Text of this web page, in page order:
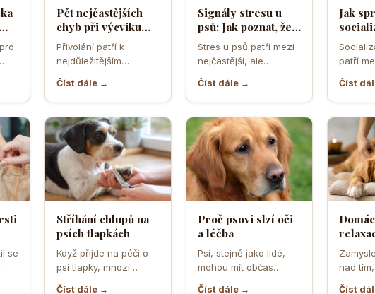
Pět nejčastějších
chyb při výcviku
přivolání které dělá
většina pejskařů
Přivolání patří k
nejdůležitějším
protože rozhoduje o
bezpečí, pohodě i o
tom,…
Číst dále →
Signály stresu u
psů: Jak poznat, že
se váš čtyřnohý
přítel necítí
komfortně
Stres u psů patří mezi
nejčastější, ale
nejpodceňovanější
problémy každodenní
péče. Může se…
Číst dále →
Jak
aby z
klidný
patří
prvních
Právě
se…
Číst
se
Stříhání chlupů na
psích tlapkách
Když přijde na péči o
psí tlapky, mnozí
majitelé zvířat netuší,
Číst dále →
Proč psovi slzí oči
a léčba
Psi, stejně jako lidé,
mohou mít občas
problémy s očima, a
Číst dále →
nad
vnímá
Číst